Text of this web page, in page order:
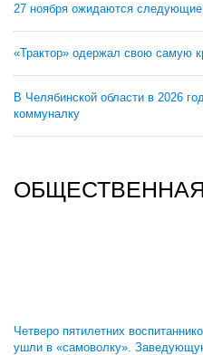
27 ноября ожидаются
«Трактор» одержал свою самую
В Челябинской области в 2026
коммуналку
Четверо пятилетних
ушли в «самоволку».